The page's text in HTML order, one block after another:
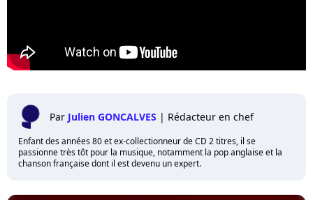
Par Julien GONCALVES | Rédacteur en chef
Enfant des années 80 et ex-collectionneur de CD 2 titres, il se
passionne très tôt pour la musique, notamment la pop anglaise et la
chanson française dont il est devenu un expert.